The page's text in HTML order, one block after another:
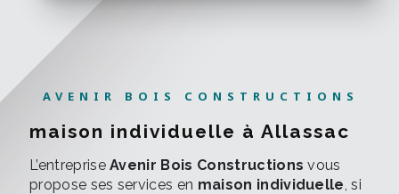
AVENIR BOIS CONSTRUCTIONS
maison individuelle à Allassac
L’entrepriseAvenir Bois Constructions vous
propose ses services en maison individuelle, si